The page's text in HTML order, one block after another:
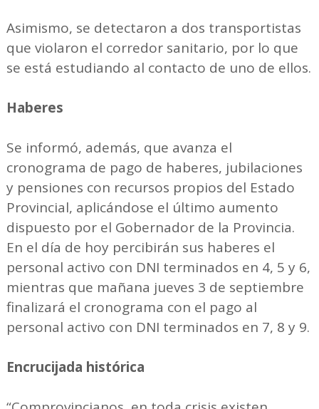
Asimismo, se detectaron a dos transportistas
que violaron el corredor sanitario, por lo que
se está estudiando al contacto de uno de ellos.
Haberes
Se informó, además, que avanza el
cronograma de pago de haberes, jubilaciones
y pensiones con recursos propios del Estado
Provincial, aplicándose el último aumento
dispuesto por el Gobernador de la Provincia.
En el día de hoy percibirán sus haberes el
personal activo con DNI terminados en 4, 5 y 6,
mientras que mañana jueves 3 de septiembre
finalizará el cronograma con el pago al
personal activo con DNI terminados en 7, 8 y 9.
Encrucijada histórica